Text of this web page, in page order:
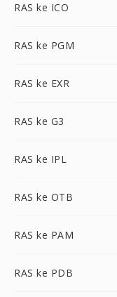
RAS ke ICO
RAS ke PGM
RAS ke EXR
RAS ke G3
RAS ke IPL
RAS ke OTB
RAS ke PAM
RAS ke PDB